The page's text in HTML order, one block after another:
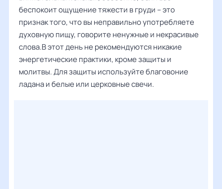
беспокоит ощущение тяжести в груди – это
признак того, что вы неправильно употребляете
духовную пищу, говорите ненужные и некрасивые
слова.В этот день не рекомендуются никакие
энергетические практики, кроме защиты и
молитвы. Для защиты используйте благовоние
ладана и белые или церковные свечи.